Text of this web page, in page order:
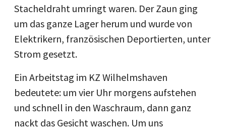
Stacheldraht umringt waren. Der Zaun ging
um das ganze Lager herum und wurde von
Elektrikern, französischen Deportierten, unter
Strom gesetzt.
Ein Arbeitstag im KZ Wilhelmshaven
bedeutete: um vier Uhr morgens aufstehen
und schnell in den Waschraum, dann ganz
nackt das Gesicht waschen. Um uns